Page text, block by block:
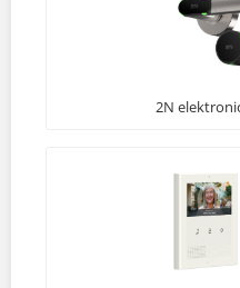
2N